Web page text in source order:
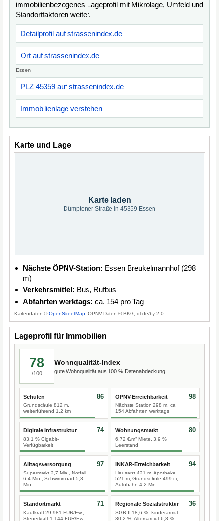
immobilienbezogenes Lageprofil mit Mikrolage, Umfeld und
Standortfaktoren weiter.
Detailprofil auf strassenindex.de
Ort auf strassenindex.de
Essen
PLZ 45359 auf strassenindex.de
Immobilienlage verstehen
Karte und Lage
Karte laden
Dümptener Straße in 45359 Essen
Nächste ÖPNV-Station: Essen Breukelmannhof (298
m)
Verkehrsmittel: Bus, Rufbus
Abfahrten werktags: ca. 154 pro Tag
Kartendaten ©OpenStreetMap , ÖPNV-Daten © BKG, dl-de/by-2-0.
Lageprofil für Immobilien
78
/100
Wohnqualität-Index
gute Wohnqualität aus 100 % Datenabdeckung.
Schulen
Grundschule 812 m,
weiterführend 1,2 km
86 ÖPNV-Erreichbarkeit
Nächste Station 298 m, ca.
154 Abfahrten werktags
98
Digitale Infrastruktur
83,1 % Gigabit-
Verfügbarkeit
74 Wohnungsmarkt
6,72 €/m² Miete, 3,9 %
Leerstand
80
Alltagsversorgung
Supermarkt 2,7 Min., Notfall
6,4 Min., Schwimmbad 5,3
Min.
97 INKAR-Erreichbarkeit
Hausarzt 421 m, Apotheke
521 m, Grundschule 499 m,
Autobahn 4,2 Min.
94
Standortmarkt
Kaufkraft 29.981 EUR/Ew.,
Steuerkraft 1.144 EUR/Ew.,
71 Regionale Sozialstruktur
SGB II 18,6 %, Kinderarmut
30,2 %, Altersarmut 6,8 %
36